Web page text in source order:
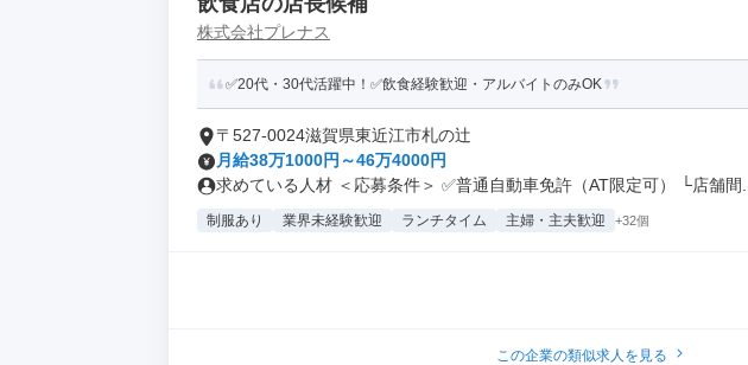
株式会社プレナス
✅20代・30代活躍中！✅飲食経験歓迎・アルバイトのみOK
〒527-0024滋賀県東近江市札の辻
月給38万1000円～46万4000円
求めている人材 ＜応募条件＞ ✅普通自動車免許（AT限定可） └店舗間...
制服あり 業界未経験歓迎 ランチタイム 主婦・主夫歓迎 +32個
この企業の類似求人を見る